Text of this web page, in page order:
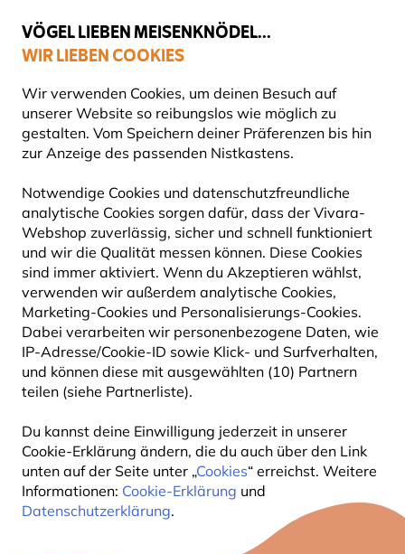
VÖGEL LIEBEN MEISENKNÖDEL...
WIR LIEBEN COOKIES
Wir verwenden Cookies, um deinen Besuch auf
unserer Website so reibungslos wie möglich zu
gestalten. Vom Speichern deiner Präferenzen bis hin
zur Anzeige des passenden Nistkastens.
Notwendige Cookies und datenschutzfreundliche
analytische Cookies sorgen dafür, dass der Vivara-
Webshop zuverlässig, sicher und schnell funktioniert
und wir die Qualität messen können. Diese Cookies
sind immer aktiviert. Wenn du Akzeptieren wählst,
verwenden wir außerdem analytische Cookies,
Marketing-Cookies und Personalisierungs-Cookies.
Dabei verarbeiten wir personenbezogene Daten, wie
IP-Adresse/Cookie-ID sowie Klick- und Surfverhalten,
und können diese mit ausgewählten (10) Partnern
teilen (siehe Partnerliste).
Du kannst deine Einwilligung jederzeit in unserer
Cookie-Erklärung ändern, die du auch über den Link
unten auf der Seite unter „Cookies“ erreichst. Weitere
Informationen: Cookie-Erklärung und
Datenschutzerklärung.
60 Tage Rückgabe ohne Stress
Geschenke Haushaltswaren